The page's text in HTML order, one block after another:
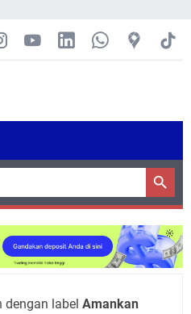
dengan labelAmankan